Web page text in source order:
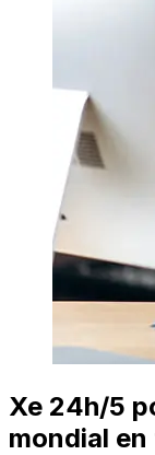
Xe 24h/5
mondial